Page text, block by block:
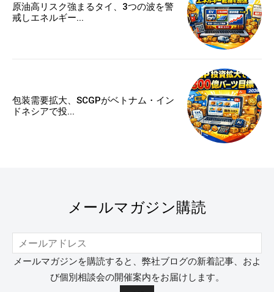
原油高リスク強まるタイ、3つの波を警
戒しエネルギー...
包装需要拡大、SCGPがベトナム・イン
ドネシアで投...
メールマガジン購読
メールマガジンを購読すると、弊社ブログの新着記事、およ
び個別相談会の開催案内をお届けします。